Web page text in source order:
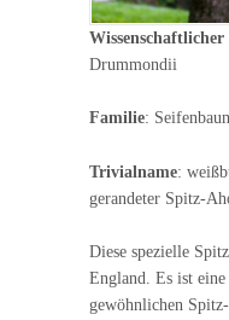
Wissenschaftlicher
Drummondii
Familie:
Trivialname:
gerandeter Spitz-
Diese spezielle
England. Es ist
gewöhnlichen